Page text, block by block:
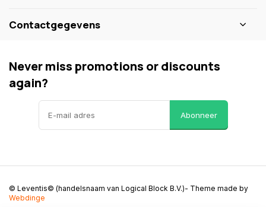
Contactgegevens
Never miss promotions or discounts
again?
Abonneer
© Leventis© (handelsnaam van Logical Block B.V.)- Theme made by
Webdinge